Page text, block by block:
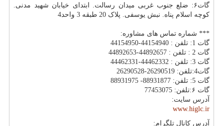
گات۶: ضلع جنوب غربی میدان رسالت. ابتدای خیابان شهید مدنی.
کوچه اسلام پناه. نبش یوسفی. پلاک 20 طبقه 3 واحد4
*** شماره تماس های مشاوره:
گات 1: تلفن : 44154940-44154950
گات 2 : تلفن : 44892657-44892653
گات 3: تلفن : 44462332-44462331
گات4:تلفن: 26290519-26290528
گات 5: تلفن: 88931877- 88931975
گات ۶:تلفن: 77453075
آدرس سایت:
www.higlc.ir
آدرس کانال تلگرام: